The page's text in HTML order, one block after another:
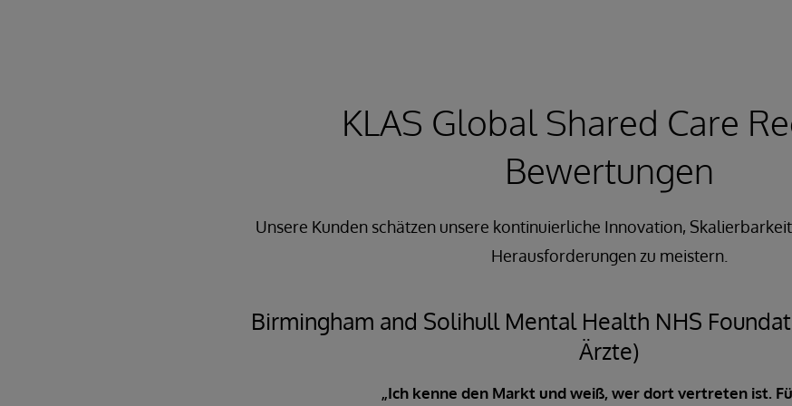
KLAS Global Shared Care
Bewertungen
Unsere Kunden schätzen unsere kontinuierliche Innovation,
Herausforderungen zu meistern.
Birmingham and Solihull Mental Health NHS
Ärzte)
„Ich kenne den Markt und weiß, wer dort vertreten ist.